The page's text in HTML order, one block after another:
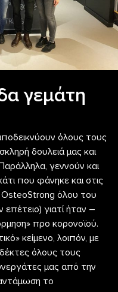
γεμάτη
όλους τους
δουλειά μας και
γεννούν και
που φάνηκε και στις
όλου του
γιατί ήταν –
προ κορονοϊού.
κείμενο, λοιπόν, με
όλους τους
μας από την
το